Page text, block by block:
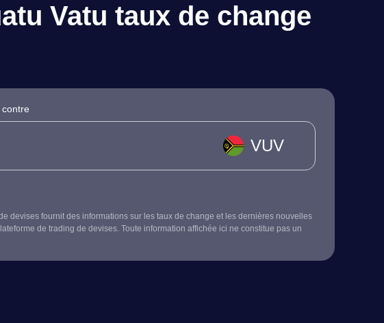
Vatu taux de change
VUV
devises fournit des informations sur les taux de change et les dernières nouvelles
de trading de devises. Toute information affichée ici ne constitue pas un